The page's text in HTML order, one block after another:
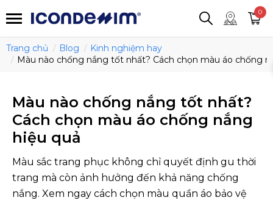
0
Trang chủ Blog
Kinh nghiệm hay
Màu nào chống nắng tốt nhất? Cách chọn màu áo chống
Màu nào chống nắng tốt nhất?
Cách chọn màu áo chống nắng
hiệu quả
Màu sắc trang phục không chỉ quyết định gu thời
trang mà còn ảnh hưởng đến khả năng chống
nắng. Xem ngay cách chọn màu quần áo bảo vệ